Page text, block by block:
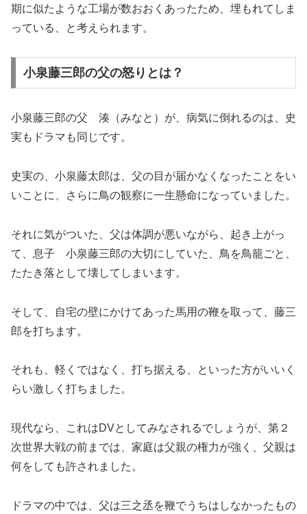
期に似たような工場が数おおくあったため、埋もれてしま
っている、と考えられます。
小泉藤三郎の父の怒りとは？
小泉藤三郎の父 湊（みなと）が、病気に倒れるのは、史
実もドラマも同じです。
史実の、小泉藤太郎は、父の目が届かなくなったことをい
いことに、さらに鳥の観察に一生懸命になっていました。
それに気がついた、父は体調が悪いながら、起き上がっ
て、息子 小泉藤三郎の大切にしていた、鳥を鳥籠ごと、
たたき落として壊してしまいます。
そして、自宅の壁にかけてあった馬用の鞭を取って、藤三
郎を打ちます。
それも、軽くではなく、打ち据える、といった方がいいく
らい激しく打ちました。
現代なら、これはDVとしてみなされるでしょうが、第２
次世界大戦の前までは、家庭は父親の権力が強く、父親は
何をしても許されました。
ドラマの中では、父は三之丞を鞭でうちはしなかったもの